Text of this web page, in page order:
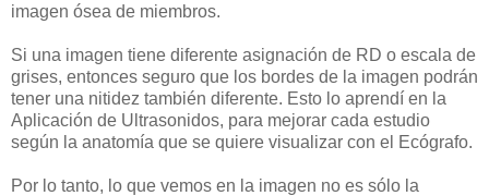
imagen ósea de miembros.
Si una imagen tiene diferente asignación de RD o escala de
grises, entonces seguro que los bordes de la imagen podrán
tener una nitidez también diferente. Esto lo aprendí en la
Aplicación de Ultrasonidos, para mejorar cada estudio
según la anatomía que se quiere visualizar con el Ecógrafo.
Por lo tanto, lo que vemos en la imagen no es sólo la